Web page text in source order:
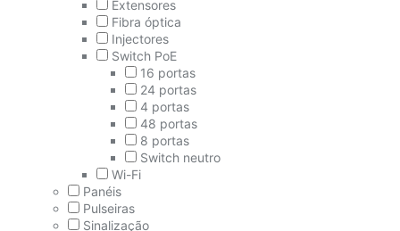
Extensores
Fibra óptica
Injectores
Switch PoE
16 portas
24 portas
4 portas
48 portas
8 portas
Switch neutro
Wi-Fi
Panéis
Pulseiras
Sinalização